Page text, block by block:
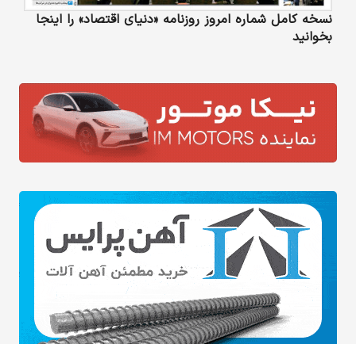
نسخه کامل شماره امروز روزنامه «دنیای‌ اقتصاد» را اینجا
بخوانید